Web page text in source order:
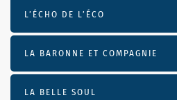
L’ÉCHO DE L’ÉCO
LA BARONNE ET COMPAGNIE
LA BELLE SOUL